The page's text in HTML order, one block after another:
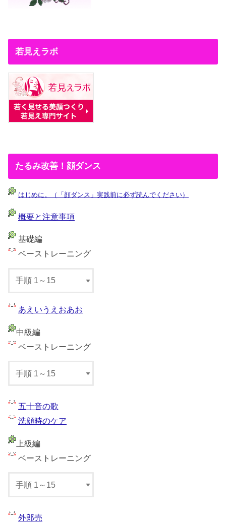
若見えラボ
たるみ改善！顔ダンス
はじめに。（「顔ダンス」実践前に必ず読んでください）
概要と注意事項
基礎編
ベーストレーニング
あえいうえおあお
中級編
ベーストレーニング
五十音の歌
洗顔時のケア
上級編
ベーストレーニング
外郎売